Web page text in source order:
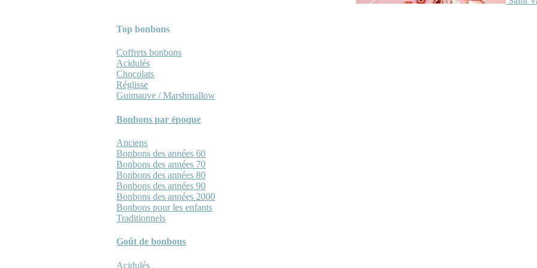
Top bonbons
Coffrets bonbons
Acidulés
Chocolats
Réglisse
Guimauve / Marshmallow
Bonbons par époque
Anciens
Bonbons des années 60
Bonbons des années 70
Bonbons des années 80
Bonbons des années 90
Bonbons des années 2000
Bonbons pour les enfants
Traditionnels
Goût de bonbons
Acidulés